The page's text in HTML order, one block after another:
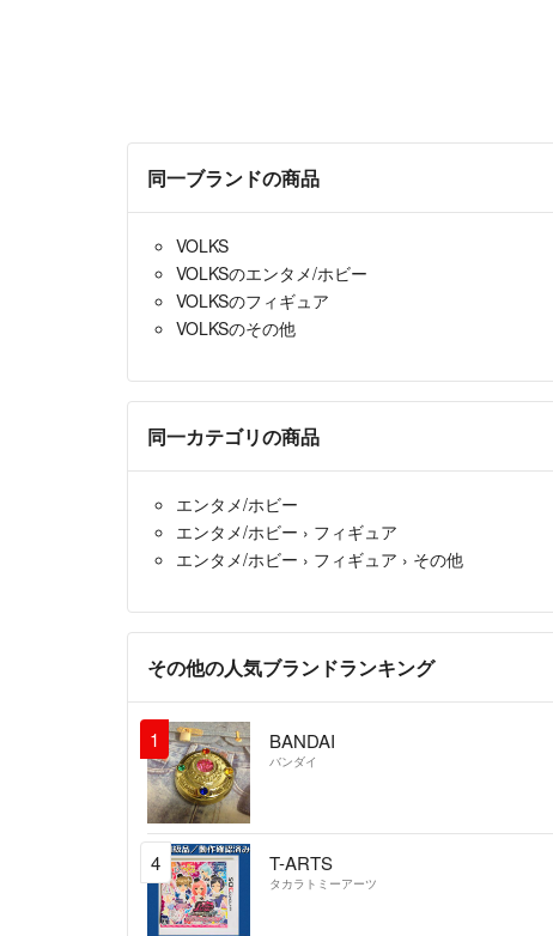
同一ブランドの商品
VOLKS
VOLKSのエンタメ/ホビー
VOLKSのフィギュア
VOLKSのその他
同一カテゴリの商品
エンタメ/ホビー
エンタメ/ホビー › フィギュア
エンタメ/ホビー › フィギュア › その他
その他の人気ブランドランキング
1 BANDAI
バンダイ
4 T-ARTS
タカラトミーアーツ